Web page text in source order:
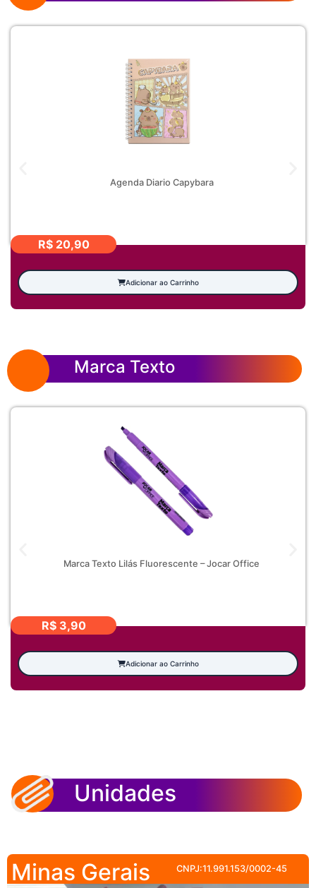
Agenda Diario Capybara
R$20,90
Adicionar ao Carrinho
Marca Texto
Marca Texto Lilás Fluorescente – Jocar Office
R$3,90
Adicionar ao Carrinho
Unidades
Minas Gerais CNPJ:11.991.153/0002-45